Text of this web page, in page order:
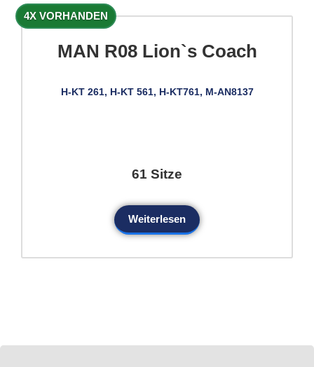
4X VORHANDEN
MAN R08 Lion`s Coach
H-KT 261, H-KT 561, H-KT761, M-AN8137
61 Sitze
Weiterlesen